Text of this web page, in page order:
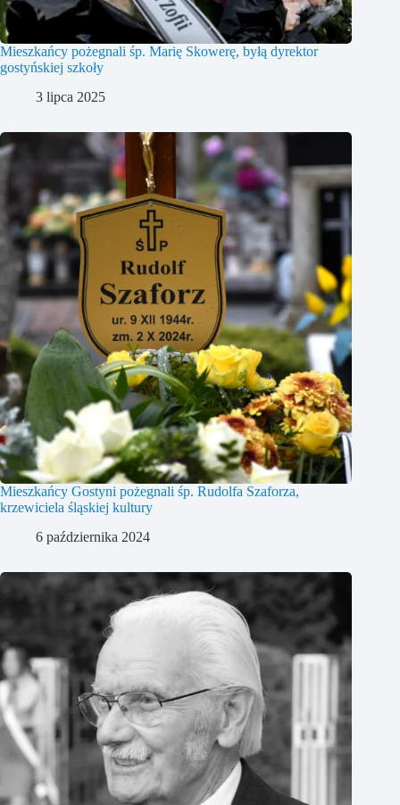
Mieszkańcy pożegnali śp. Marię Skowerę, byłą dyrektor
gostyńskiej szkoły
3 lipca 2025
Mieszkańcy Gostyni pożegnali śp. Rudolfa Szaforza,
krzewiciela śląskiej kultury
6 października 2024